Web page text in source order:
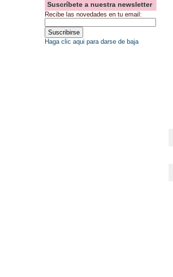
Suscríbete a nuestra newsletter
Recibe las novedades en tu email:
Haga clic aqui para darse de baja